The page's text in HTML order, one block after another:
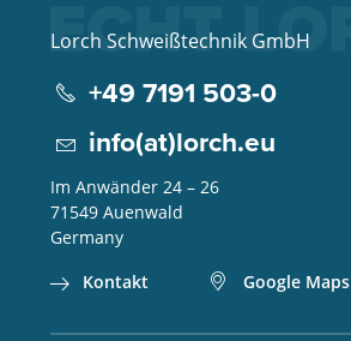
Lorch Schweißtechnik GmbH
+49 7191 503-0
info(at)lorch.eu
Im Anwänder 24 – 26
71549 Auenwald
Germany
Kontakt
Google Maps